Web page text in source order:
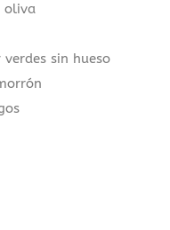
oliva
sin hueso